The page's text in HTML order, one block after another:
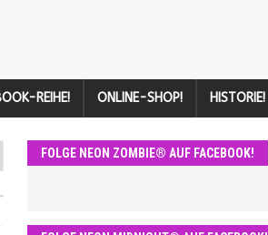
REIHE! ONLINE-SHOP! HISTORIE!
FOLGE NEON ZOMBIE® AUF FACEBOOK!